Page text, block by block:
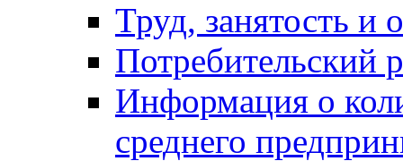
Труд, занятость и
Потребительский
Информация о
среднего